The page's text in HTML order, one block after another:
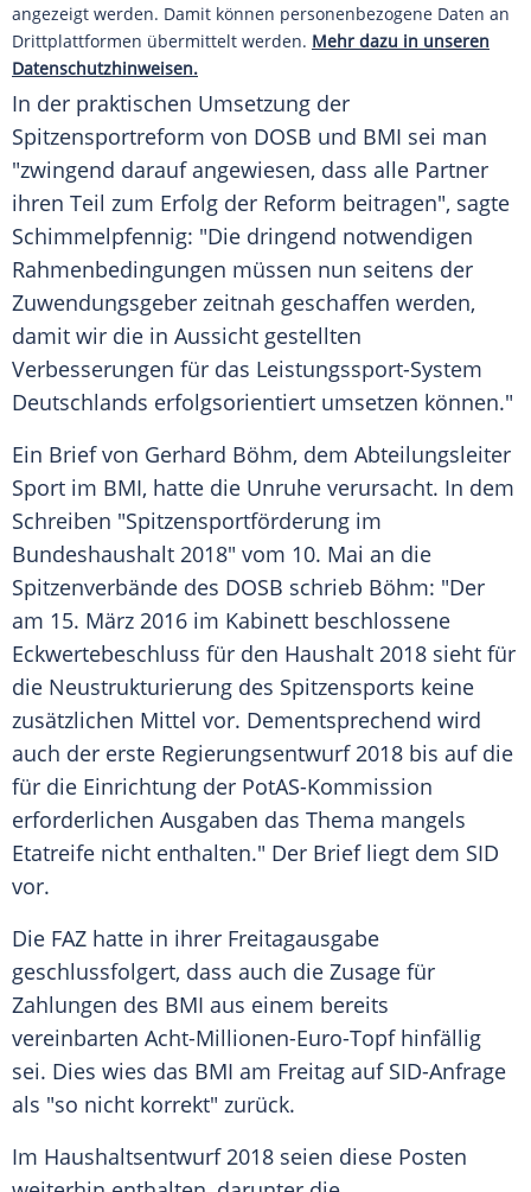
angezeigt werden. Damit können personenbezogene Daten an
Drittplattformen übermittelt werden. Mehr dazu in unseren
Datenschutzhinweisen.
In der praktischen Umsetzung der
Spitzensportreform von DOSB und BMI sei man
"zwingend darauf angewiesen, dass alle Partner
ihren Teil zum Erfolg der Reform beitragen", sagte
Schimmelpfennig: "Die dringend notwendigen
Rahmenbedingungen müssen nun seitens der
Zuwendungsgeber zeitnah geschaffen werden,
damit wir die in Aussicht gestellten
Verbesserungen für das Leistungssport-System
Deutschlands erfolgsorientiert umsetzen können."
Ein Brief von Gerhard Böhm, dem Abteilungsleiter
Sport im BMI, hatte die Unruhe verursacht. In dem
Schreiben "Spitzensportförderung im
Bundeshaushalt 2018" vom 10. Mai an die
Spitzenverbände des DOSB schrieb Böhm: "Der
am 15. März 2016 im Kabinett beschlossene
Eckwertebeschluss für den Haushalt 2018 sieht für
die Neustrukturierung des Spitzensports keine
zusätzlichen Mittel vor. Dementsprechend wird
auch der erste Regierungsentwurf 2018 bis auf die
für die Einrichtung der PotAS-Kommission
erforderlichen Ausgaben das Thema mangels
Etatreife nicht enthalten." Der Brief liegt dem SID
vor.
Die FAZ hatte in ihrer Freitagausgabe
geschlussfolgert, dass auch die Zusage für
Zahlungen des BMI aus einem bereits
vereinbarten Acht-Millionen-Euro-Topf hinfällig
sei. Dies wies das BMI am Freitag auf SID-Anfrage
als "so nicht korrekt" zurück.
Im Haushaltsentwurf 2018 seien diese Posten